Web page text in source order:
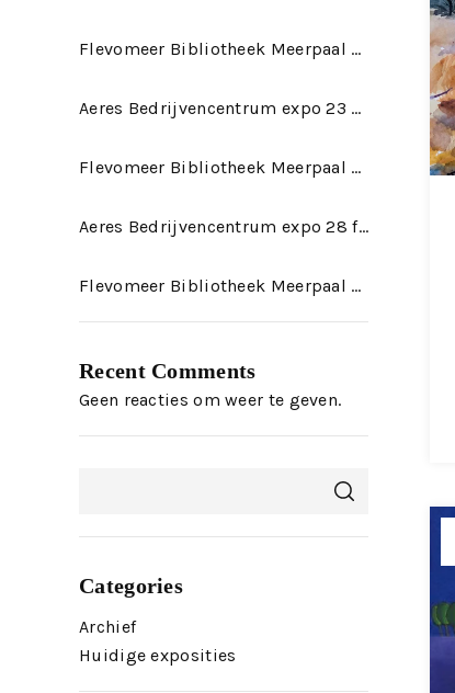
Flevomeer Bibliotheek Meerpaal expo juli 2026
Aeres Bedrijvencentrum expo 23 mei t/m 22 augustus 2026
Flevomeer Bibliotheek Meerpaal expo april 2026
Aeres Bedrijvencentrum expo 28 februari t/m 23 mei 2026
Flevomeer Bibliotheek Meerpaal expo januari 2026
Recent Comments
Geen reacties om weer te geven.
Categories
Archief
Huidige exposities